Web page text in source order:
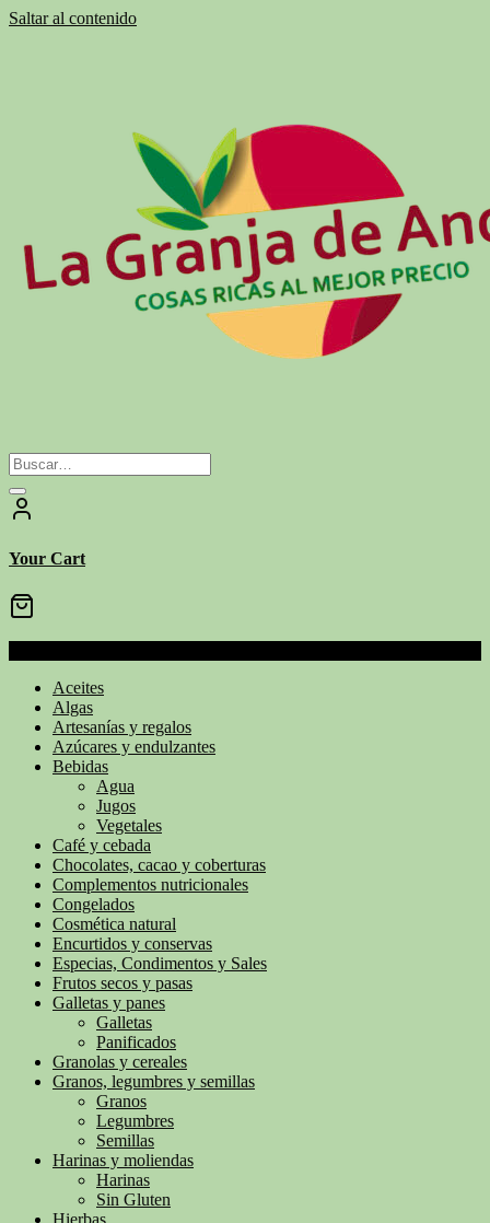
Saltar al contenido
Your Cart
Aceites
Algas
Artesanías y regalos
Azúcares y endulzantes
Bebidas
Agua
Jugos
Vegetales
Café y cebada
Chocolates, cacao y coberturas
Complementos nutricionales
Congelados
Cosmética natural
Encurtidos y conservas
Especias, Condimentos y Sales
Frutos secos y pasas
Galletas y panes
Galletas
Panificados
Granolas y cereales
Granos, legumbres y semillas
Granos
Legumbres
Semillas
Harinas y moliendas
Harinas
Sin Gluten
Hierbas